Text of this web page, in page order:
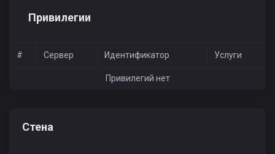
Привилегии
# Сервер Идентификатор Услуги
Привилегий нет
Стена